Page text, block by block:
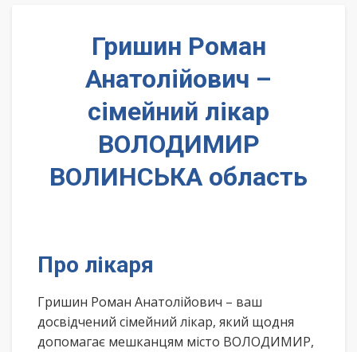
Гришин Роман
Анатолійович –
сімейний лікар
ВОЛОДИМИР
ВОЛИНСЬКА область
Про лікаря
Гришин Роман Анатолійович – ваш
досвідчений сімейний лікар, який щодня
допомагає мешканцям місто ВОЛОДИМИР,